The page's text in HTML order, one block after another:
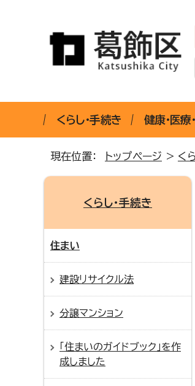
くらし・手続き 健康・医療
現在位置： トップページ > く
くらし・手続き
住まい
建設リサイクル法
分譲マンション
「住まいのガイドブック」を作
成しました